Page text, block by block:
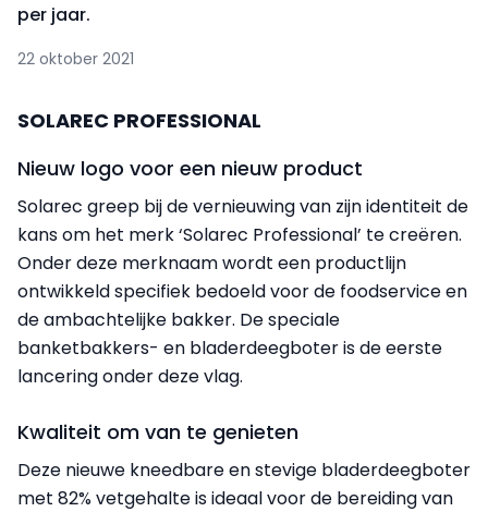
per jaar.
22 oktober 2021
SOLAREC PROFESSIONAL
Nieuw logo voor een nieuw product
Solarec greep bij de vernieuwing van zijn identiteit de
kans om het merk ‘Solarec Professional’ te creëren.
Onder deze merknaam wordt een productlijn
ontwikkeld specifiek bedoeld voor de foodservice en
de ambachtelijke bakker. De speciale
banketbakkers- en bladerdeegboter is de eerste
lancering onder deze vlag.
Kwaliteit om van te genieten
Deze nieuwe kneedbare en stevige bladerdeegboter
met 82% vetgehalte is ideaal voor de bereiding van